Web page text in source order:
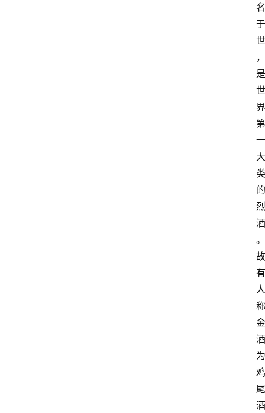
名
于
世
，
是
世
界
第
一
大
类
的
烈
酒
。
故
有
人
称
金
酒
为
鸡
尾
酒